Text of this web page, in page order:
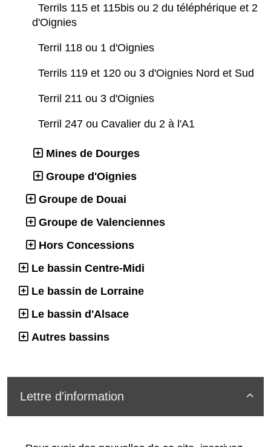
Terrils 115 et 115bis ou 2 du téléphérique et 2
d'Oignies
Terril 118 ou 1 d'Oignies
Terrils 119 et 120 ou 3 d'Oignies Nord et Sud
Terril 211 ou 3 d'Oignies
Terril 247 ou Cavalier du 2 à l'A1
Mines de Dourges
Groupe d'Oignies
Groupe de Douai
Groupe de Valenciennes
Hors Concessions
Le bassin Centre-Midi
Le bassin de Lorraine
Le bassin d'Alsace
Autres bassins

Lettre d'information